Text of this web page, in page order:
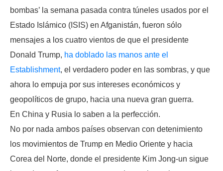
bombas’ la semana pasada contra túneles usados por el
Estado Islámico (ISIS) en Afganistán, fueron sólo
mensajes a los cuatro vientos de que el presidente
Donald Trump, ha doblado las manos ante el
Establishment, el verdadero poder en las sombras, y que
ahora lo empuja por sus intereses económicos y
geopolíticos de grupo, hacia una nueva gran guerra.
En China y Rusia lo saben a la perfección.
No por nada ambos países observan con detenimiento
los movimientos de Trump en Medio Oriente y hacia
Corea del Norte, donde el presidente Kim Jong-un sigue